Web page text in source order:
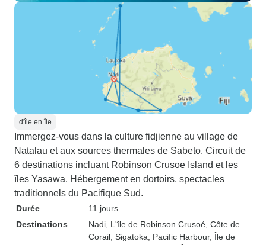
d'île en île
Immergez-vous dans la culture fidjienne au village de
Natalau et aux sources thermales de Sabeto. Circuit de
6 destinations incluant Robinson Crusoe Island et les
îles Yasawa. Hébergement en dortoirs, spectacles
traditionnels du Pacifique Sud.
Durée
11 jours
Destinations
Nadi , L'île de Robinson Crusoé , Côte de
Corail , Sigatoka , Pacific Harbour, Île de